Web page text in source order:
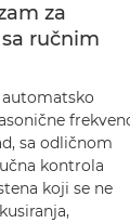
za
ručnim
automatsko
sa odličnom
kontrola
koji se ne